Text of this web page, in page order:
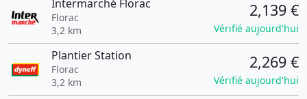
Intermarché Florac
Florac
3,2 km
2,139 €
Vérifié aujourd'hui
Plantier Station
Florac
3,2 km
2,269 €
Vérifié aujourd'hui